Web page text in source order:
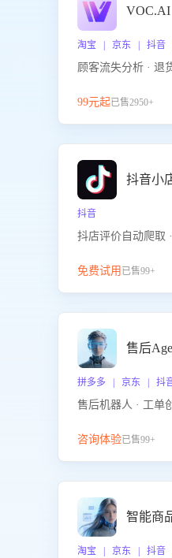
VOC.AI
淘宝 | 京东 | 抖音
顾客流失分析 · 退
99元起已售2950+
抖音
抖店评价自动爬取
免费试用 已售99+
售后
拼多多 | 京东 | 抖
售后机器人 · 工单
咨询体验已售99+
智能商
淘宝 | 京东 | 抖音